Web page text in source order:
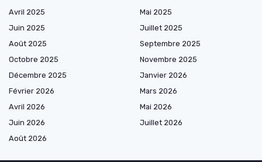
Avril 2025
Mai 2025
Juin 2025
Juillet 2025
Août 2025
Septembre 2025
Octobre 2025
Novembre 2025
Décembre 2025
Janvier 2026
Février 2026
Mars 2026
Avril 2026
Mai 2026
Juin 2026
Juillet 2026
Août 2026